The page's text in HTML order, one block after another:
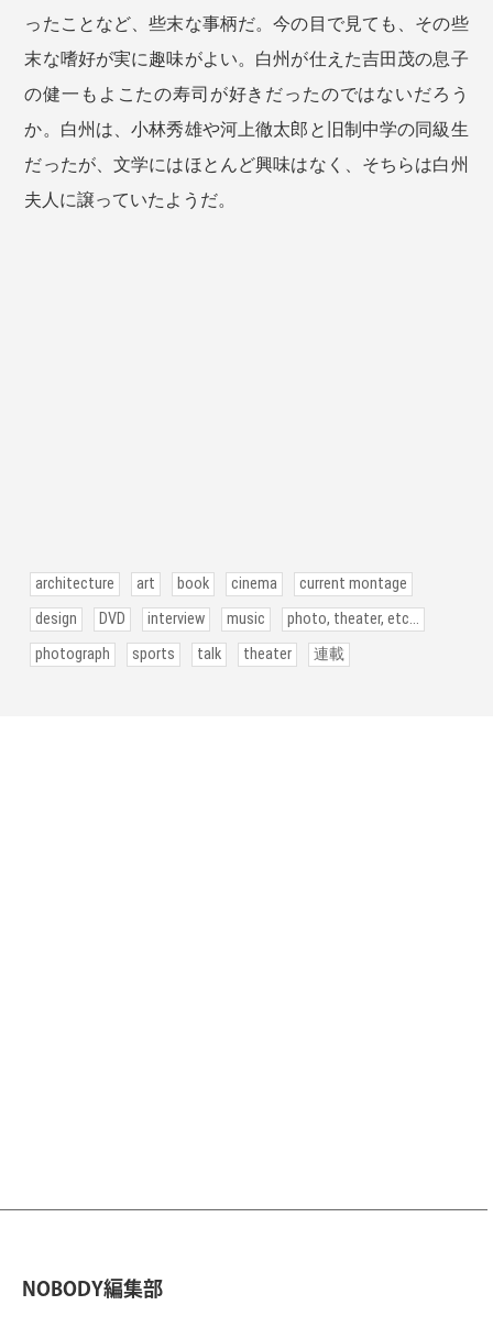
ったことなど、些末な事柄だ。今の目で見ても、その些
末な嗜好が実に趣味がよい。白州が仕えた吉田茂の息子
の健一もよこたの寿司が好きだったのではないだろう
か。白州は、小林秀雄や河上徹太郎と旧制中学の同級生
だったが、文学にはほとんど興味はなく、そちらは白州
夫人に譲っていたようだ。
architecture art book cinema
current montage
design
DVD interview music
photo, theater, etc...
photograph
sports talk theater 連載
NOBODY編集部